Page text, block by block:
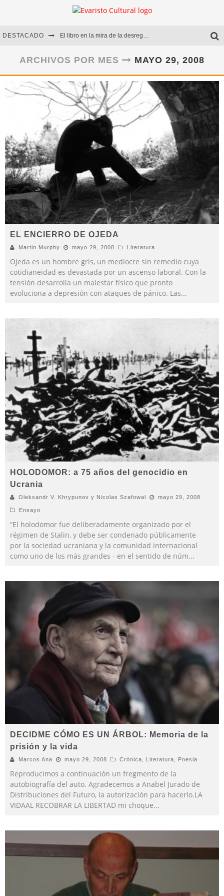
DESTACADO El libro en la mira de la desregulación
Marcelo Rubio | El llovedor
Diego Meret | Hotel Acapulco
Alejandra Correa | La nieve
ARCHIVOS POR MES MAYO 29, 2008
EL ENCIERRO DE OJEDA
Martin Murphy mayo 29, 2008 Literatura
Ojeda es un hombre gris, un mediocre sin remedio cuya
cotidianeidad es devastada por un ascenso laboral. Con la
tensión desarrolla un malestar físico que pronto
evoluciona a depresión con ataques de pánico. Las...
HOLODOMOR: a 75 años del genocidio en
Ucrania
Oleksandr V. Khrypunov y Nicolas Szafowal mayo 29, 2008
Ensayo
“El holodomor fue deliberadamente organizado por el
régimen de Stalin, y debe ser condenado públicamente
por la sociedad ucraniana y la comunidad internacional
como uno de los más grandes - en el sentido de núm...
DECIDME CÓMO ES UN ÁRBOL: Memoria de la
prisión y la vida
Marcos Ana mayo 29, 2008 Crónica Literatura Poesia
Reproducimos a continuación un fregmento de la
autobiografía del auto. Agradecemos a Anabel Jurado de
Distribuciones del Futuro, la autorización para hacerlo.LA
VIDAAL RECOBRAR LA LIBERTAD mi choque...